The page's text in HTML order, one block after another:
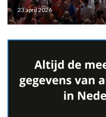
23 april 2026